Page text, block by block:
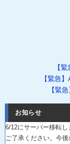
【
【緊急
【緊
お知らせ
6/12にサーバー移転
ご了承ください。今